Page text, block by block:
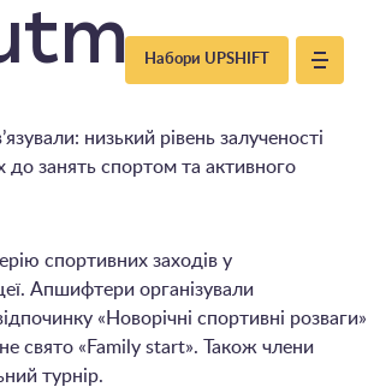
Набори UPSHIFT
низький рівень залученості
до занять спортом та активного
спортивних заходів у
Апшифтери організували
«Новорічні спортивні розваги»
свято «Family start». Також члени
турнір.